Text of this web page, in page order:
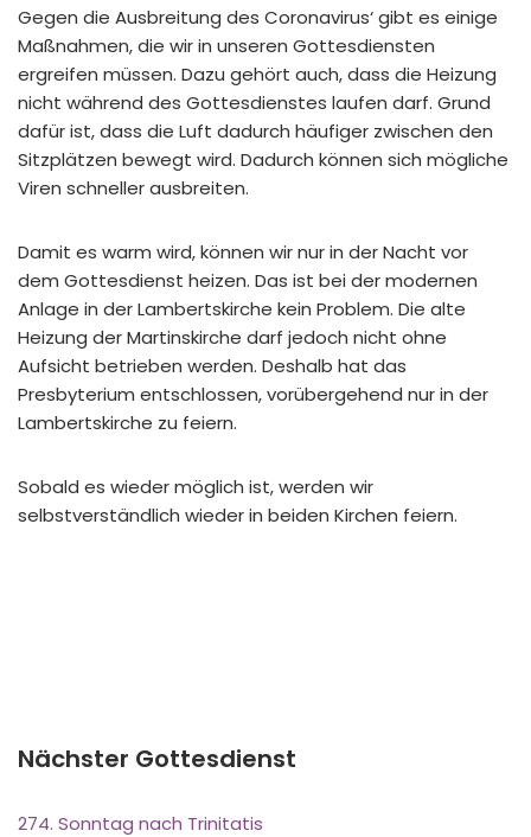
Gegen die Ausbreitung des Coronavirus‘ gibt es einige
Maßnahmen, die wir in unseren Gottesdiensten
ergreifen müssen. Dazu gehört auch, dass die Heizung
nicht während des Gottesdienstes laufen darf. Grund
dafür ist, dass die Luft dadurch häufiger zwischen den
Sitzplätzen bewegt wird. Dadurch können sich mögliche
Viren schneller ausbreiten.
Damit es warm wird, können wir nur in der Nacht vor
dem Gottesdienst heizen. Das ist bei der modernen
Anlage in der Lambertskirche kein Problem. Die alte
Heizung der Martinskirche darf jedoch nicht ohne
Aufsicht betrieben werden. Deshalb hat das
Presbyterium entschlossen, vorübergehend nur in der
Lambertskirche zu feiern.
Sobald es wieder möglich ist, werden wir
selbstverständlich wieder in beiden Kirchen feiern.
Nächster Gottesdienst
274. Sonntag nach Trinitatis